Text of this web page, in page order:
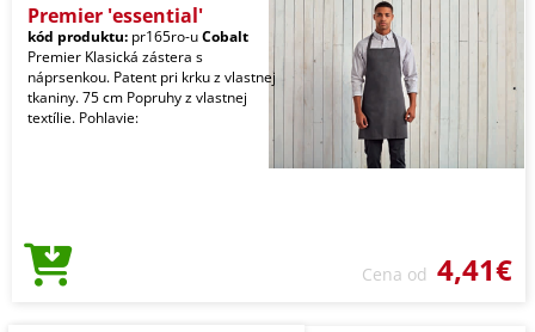
Premier 'essential'
kód produktu: pr165ro-uCobalt
Premier Klasická zástera s
náprsenkou. Patent pri krku z vlastnej
tkaniny. 75 cm Popruhy z vlastnej
textílie. Pohlavie:
Cena od 4,41€